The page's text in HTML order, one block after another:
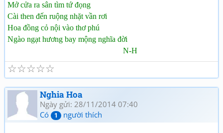
Mở cửa ra sân tìm tứ đọng
Cài then đến ruộng nhặt vần rơi
Hoa đồng cỏ nội vào thơ phú
Ngào ngạt hương bay mộng nghĩa đời
N-H
☆
☆
☆
☆
☆
Nghia Hoa
Ngày gửi: 28/11/2014 07:40
Có
1 người thích